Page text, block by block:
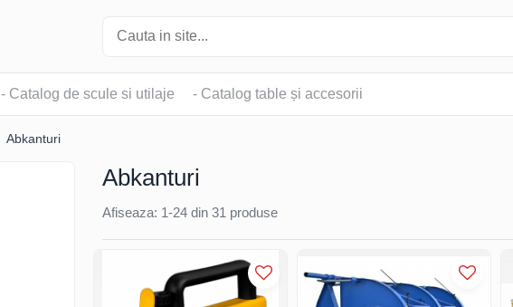
- Catalog de scule si utilaje - Catalog table și accesorii
Abkanturi
Abkanturi
Afiseaza: 1-24 din 31 produse